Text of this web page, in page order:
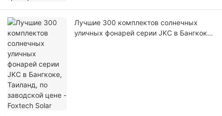
Лучшие 300 комплектов солнечных
уличных фонарей серии JKC в Бангкоке,